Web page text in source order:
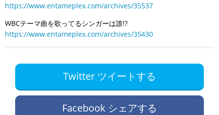
https://www.entameplex.com/archives/35537
WBCテーマ曲を歌ってるシンガーは誰!?
https://www.entameplex.com/archives/35430
Twitter ツイートする
Facebook シェアする